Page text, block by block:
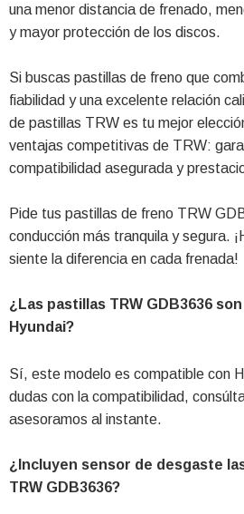
una menor distancia de frenado,
y mayor protección de los discos.
Si buscas pastillas de freno que
fiabilidad y una excelente relación
de pastillas TRW es tu mejor
ventajas competitivas de TRW:
compatibilidad asegurada y
Pide tus pastillas de freno TRW
conducción más tranquila y segura.
siente la diferencia en cada frenada!
¿Las pastillas TRW GDB3636
Hyundai?
Sí, este modelo es compatible con
dudas con la compatibilidad,
asesoramos al instante.
¿Incluyen sensor de desgaste
TRW GDB3636?